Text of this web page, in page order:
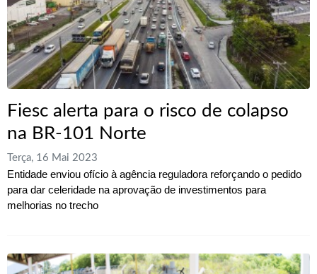
Fiesc alerta para o risco de colapso
na BR-101 Norte
Terça, 16 Mai 2023
Entidade enviou ofício à agência reguladora reforçando o pedido
para dar celeridade na aprovação de investimentos para
melhorias no trecho